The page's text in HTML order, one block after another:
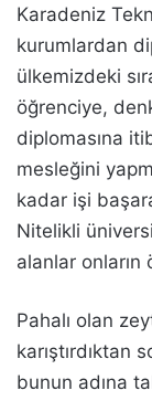
Karadeniz
kurumlardan
ülkemizdeki
öğrenciye,
diplomasına
mesleğini
kadar işi
Nitelikli
alanlar onların
Pahalı olan
karıştırdıktan
bunun adına